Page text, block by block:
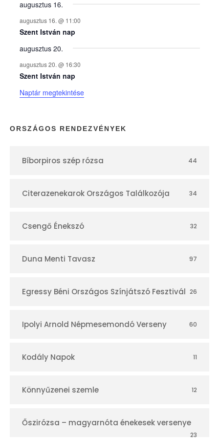
y
e
k
n
a
p
r
augusztus 16.
augusztus 16. @ 11:00
Szent István nap
augusztus 20.
augusztus 20. @ 16:30
Szent István nap
Naptár megtekintése
ORSZÁGOS RENDEZVÉNYEK
Bíborpiros szép rózsa 44
Citerazenekarok Országos Találkozója 34
Csengő Énekszó 32
Duna Menti Tavasz 97
Egressy Béni Országos Színjátszó Fesztivál 26
Ipolyi Arnold Népmesemondó Verseny 60
Kodály Napok 11
Könnyűzenei szemle 12
Őszirózsa – magyarnóta énekesek versenye
23